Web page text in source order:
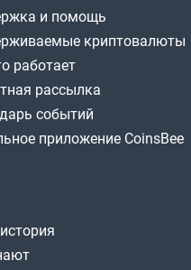
и помощь
криптовалюты
работает
рассылка
событий
приложение CoinsBee